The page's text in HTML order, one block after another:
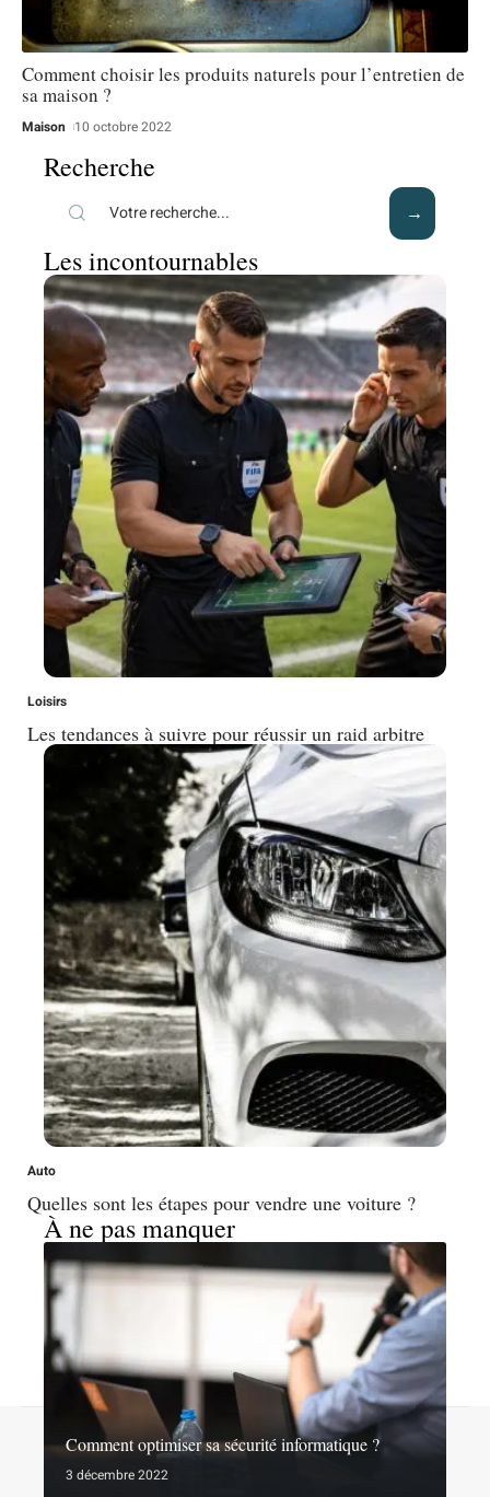
Comment choisir les produits naturels pour l’entretien de
sa maison ?
Maison 10 octobre 2022
Recherche
Les incontournables
Loisirs
Les tendances à suivre pour réussir un raid arbitre
Auto
Quelles sont les étapes pour vendre une voiture ?
À ne pas manquer
Comment optimiser sa sécurité informatique ?
3 décembre 2022
Contact Mentions légales Sitemap